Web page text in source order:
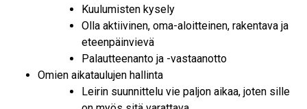
Kuulumisten kysely
Olla aktiivinen, oma-aloitteinen, rakentava ja
eteenpäinvievä
Palautteenanto ja -vastaanotto
Omien aikataulujen hallinta
Leirin suunnittelu vie paljon aikaa, joten sille